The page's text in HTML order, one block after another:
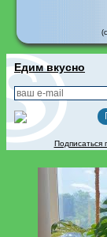
Едим вкусно
Подписаться